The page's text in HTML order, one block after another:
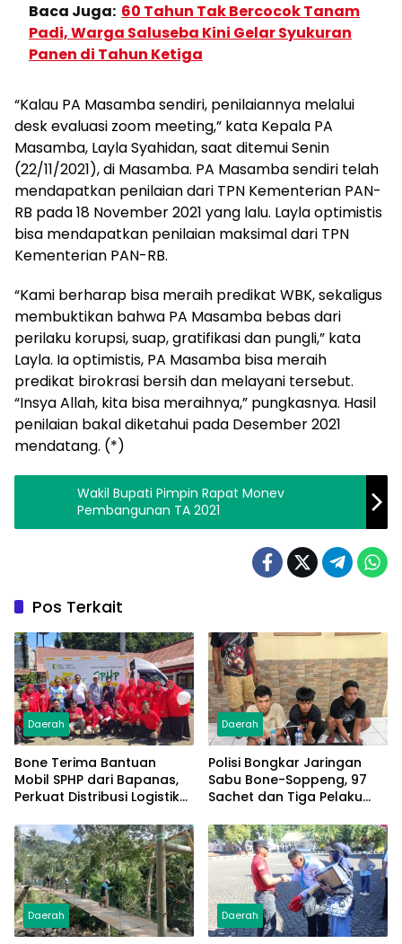
Baca Juga: 60 Tahun Tak Bercocok Tanam
Padi, Warga Saluseba Kini Gelar Syukuran
Panen di Tahun Ketiga
“Kalau PA Masamba sendiri, penilaiannya melalui
desk evaluasi zoom meeting,” kata Kepala PA
Masamba, Layla Syahidan, saat ditemui Senin
(22/11/2021), di Masamba. PA Masamba sendiri telah
mendapatkan penilaian dari TPN Kementerian PAN-
RB pada 18 November 2021 yang lalu. Layla optimistis
bisa mendapatkan penilaian maksimal dari TPN
Kementerian PAN-RB.
“Kami berharap bisa meraih predikat WBK, sekaligus
membuktikan bahwa PA Masamba bebas dari
perilaku korupsi, suap, gratifikasi dan pungli,” kata
Layla. Ia optimistis, PA Masamba bisa meraih
predikat birokrasi bersih dan melayani tersebut.
“Insya Allah, kita bisa meraihnya,” pungkasnya. Hasil
penilaian bakal diketahui pada Desember 2021
mendatang. (*)
Wakil Bupati Pimpin Rapat Monev
Pembangunan TA 2021
Pos Terkait
Daerah
Bone Terima Bantuan
Mobil SPHP dari Bapanas,
Perkuat Distribusi Logistik
Daerah
Polisi Bongkar Jaringan
Sabu Bone-Soppeng, 97
Sachet dan Tiga Pelaku
Daerah Daerah